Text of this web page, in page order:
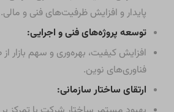
پایدار و افزایش ظرفیت‌های فنی و مالی.
توسعه پروژه‌های فنی و اجرایی:
افزایش کیفیت، بهره‌وری و سهم بازار از
فناوری‌های نوین.
ارتقای ساختار سازمانی: